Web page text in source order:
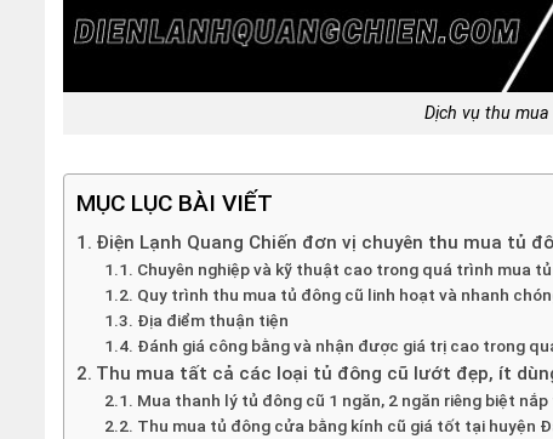
Dịch vụ thu
MỤC LỤC BÀI VIẾT
Điện Lạnh Quang Chiến đơn vị chuyên thu mua tủ
Chuyên nghiệp và kỹ thuật cao trong quá trình mua
Quy trình thu mua tủ đông cũ linh hoạt và nhanh
Địa điểm thuận tiện
Đánh giá công bằng và nhận được giá trị cao trong
Thu mua tất cả các loại tủ đông cũ lướt đẹp, ít
Mua thanh lý tủ đông cũ 1 ngăn, 2 ngăn riêng biệt
Thu mua tủ đông cửa bằng kính cũ giá tốt tại huyện